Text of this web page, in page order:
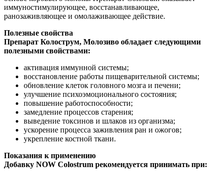
иммуностимулирующее, восстанавливающее,
ранозаживляющее и омолаживающее действие.
Полезные свойства
Препарат Колострум, Молозиво обладает следующими
полезными свойствами:
активация иммунной системы;
восстановление работы пищеварительной системы;
обновление клеток головного мозга и печени;
улучшение психоэмоционального состояния;
повышение работоспособности;
замедление процессов старения;
выведение токсинов и шлаков из организма;
ускорение процесса заживления ран и ожогов;
укрепление костной ткани.
Показания к применению
Добавку NOW Colostrum рекомендуется принимать при: